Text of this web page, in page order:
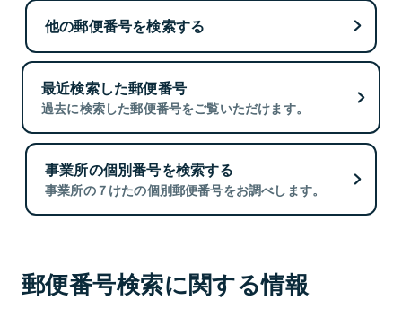
他の郵便番号を検索する
最近検索した郵便番号
過去に検索した郵便番号をご覧いただけます。
事業所の個別番号を検索する
事業所の７けたの個別郵便番号をお調べします。
郵便番号検索に関する情報